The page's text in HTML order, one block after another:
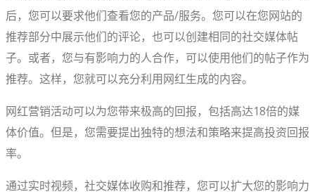
后，您可以要求他们查看您的产品/服务。您可以在您网站的
推荐部分中展示他们的评论，也可以创建相同的社交媒体帖
子。或者，您与有影响力的人合作，可以使用他们的帖子作为
推荐。这样，您就可以充分利用网红生成的内容。
网红营销活动可以为您带来极高的回报，包括高达18倍的媒
体价值。但是，您需要提出独特的想法和策略来提高投资回报
率。
通过实时视频，社交媒体收购和推荐，您可以扩大您的影响力